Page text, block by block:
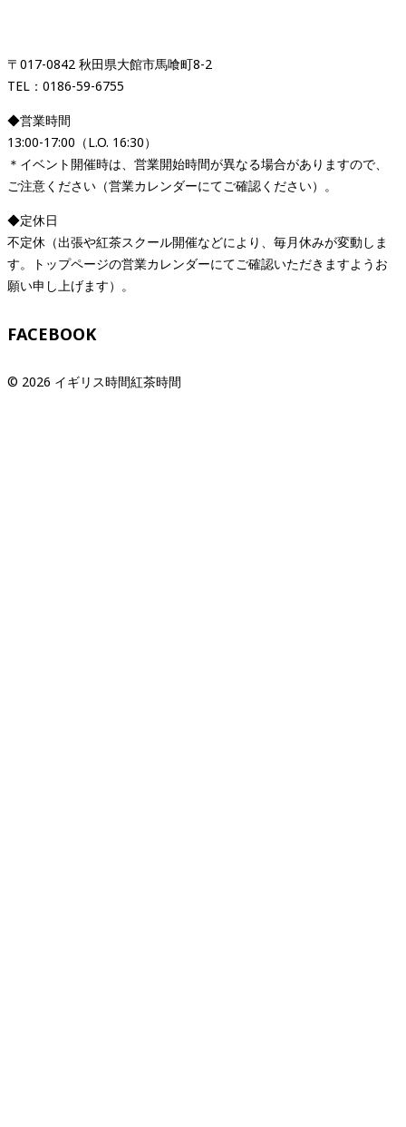
〒017-0842 秋田県大館市馬喰町8-2
TEL：0186-59-6755
◆営業時間
13:00-17:00（L.O. 16:30）
＊イベント開催時は、営業開始時間が異なる場合がありますので、
ご注意ください（営業カレンダーにてご確認ください）。
◆定休日
不定休（出張や紅茶スクール開催などにより、毎月休みが変動しま
す。トップページの営業カレンダーにてご確認いただきますようお
願い申し上げます）。
FACEBOOK
© 2026 イギリス時間紅茶時間